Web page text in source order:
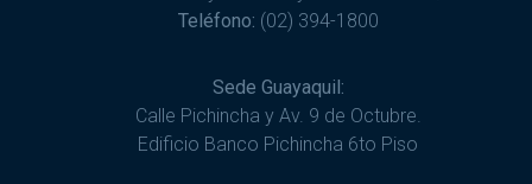
Teléfono: (02) 394-1800
Sede Guayaquil:
Calle Pichincha y Av. 9 de Octubre.
Edificio Banco Pichincha 6to Piso